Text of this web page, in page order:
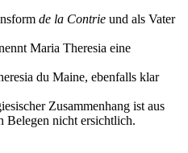
de la Contrie und als Vater
Maria Theresia eine
du Maine, ebenfalls klar
Zusammenhang ist aus
Belegen nicht ersichtlich.